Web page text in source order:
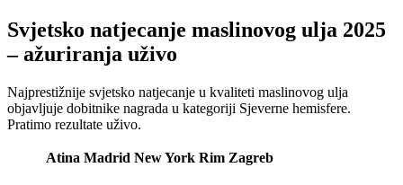
Svjetsko natjecanje maslinovog ulja 2025
– ažuriranja uživo
Najprestižnije svjetsko natjecanje u kvaliteti maslinovog ulja
objavljuje dobitnike nagrada u kategoriji Sjeverne hemisfere.
Pratimo rezultate uživo.
Atina Madrid New York Rim Zagreb